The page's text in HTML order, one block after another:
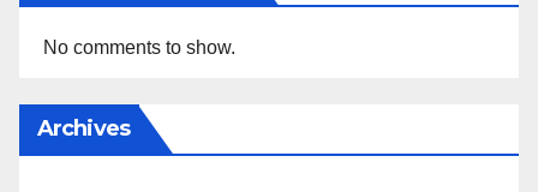
No comments to show.
Archives